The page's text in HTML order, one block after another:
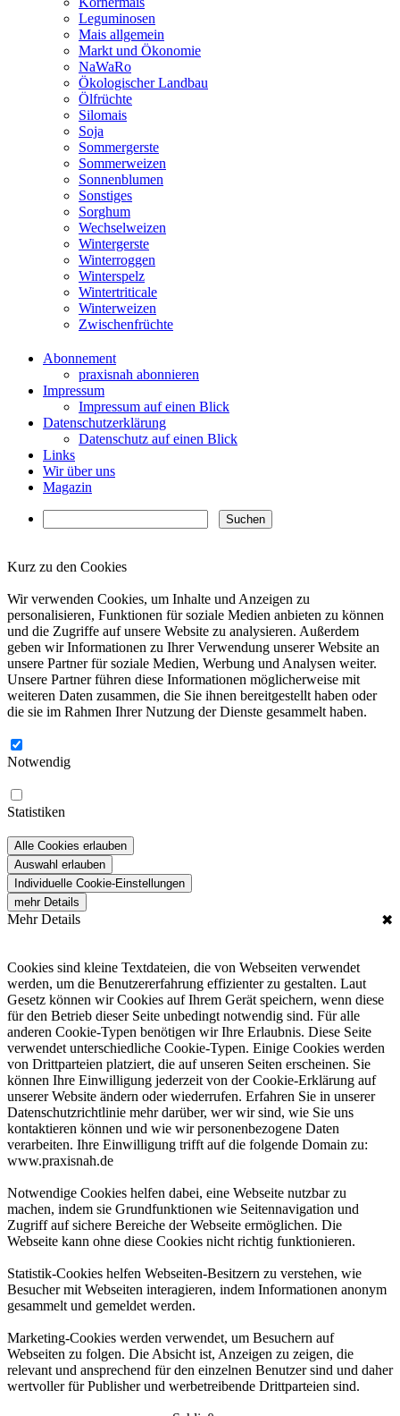
Leguminosen
Mais allgemein
Markt und Ökonomie
NaWaRo
Ökologischer Landbau
Ölfrüchte
Silomais
Soja
Sommergerste
Sommerweizen
Sonnenblumen
Sonstiges
Sorghum
Wechselweizen
Wintergerste
Winterroggen
Winterspelz
Wintertriticale
Winterweizen
Zwischenfrüchte
Abonnement
praxisnah abonnieren
Impressum
Impressum auf einen Blick
Datenschutzerklärung
Datenschutz auf einen Blick
Links
Wir über uns
Magazin
Kurz zu den Cookies
Wir verwenden Cookies, um Inhalte und Anzeigen zu
personalisieren, Funktionen für soziale Medien anbieten zu können
und die Zugriffe auf unsere Website zu analysieren. Außerdem
geben wir Informationen zu Ihrer Verwendung unserer Website an
unsere Partner für soziale Medien, Werbung und Analysen weiter.
Unsere Partner führen diese Informationen möglicherweise mit
weiteren Daten zusammen, die Sie ihnen bereitgestellt haben oder
die sie im Rahmen Ihrer Nutzung der Dienste gesammelt haben.
Notwendig
Statistiken
Alle Cookies erlauben
Auswahl erlauben
Individuelle Cookie-Einstellungen
mehr Details
Mehr Details ✖
Cookies sind kleine Textdateien, die von Webseiten verwendet
werden, um die Benutzererfahrung effizienter zu gestalten. Laut
Gesetz können wir Cookies auf Ihrem Gerät speichern, wenn diese
für den Betrieb dieser Seite unbedingt notwendig sind. Für alle
anderen Cookie-Typen benötigen wir Ihre Erlaubnis. Diese Seite
verwendet unterschiedliche Cookie-Typen. Einige Cookies werden
von Drittparteien platziert, die auf unseren Seiten erscheinen. Sie
können Ihre Einwilligung jederzeit von der Cookie-Erklärung auf
unserer Website ändern oder wiederrufen. Erfahren Sie in unserer
Datenschutzrichtlinie mehr darüber, wer wir sind, wie Sie uns
kontaktieren können und wie wir personenbezogene Daten
verarbeiten. Ihre Einwilligung trifft auf die folgende Domain zu:
www.praxisnah.de
Notwendige Cookies helfen dabei, eine Webseite nutzbar zu
machen, indem sie Grundfunktionen wie Seitennavigation und
Zugriff auf sichere Bereiche der Webseite ermöglichen. Die
Webseite kann ohne diese Cookies nicht richtig funktionieren.
Statistik-Cookies helfen Webseiten-Besitzern zu verstehen, wie
Besucher mit Webseiten interagieren, indem Informationen anonym
gesammelt und gemeldet werden.
Marketing-Cookies werden verwendet, um Besuchern auf
Webseiten zu folgen. Die Absicht ist, Anzeigen zu zeigen, die
relevant und ansprechend für den einzelnen Benutzer sind und daher
wertvoller für Publisher und werbetreibende Drittparteien sind.